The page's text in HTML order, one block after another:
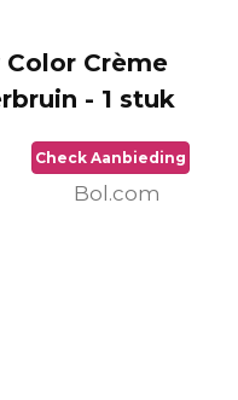
Crème
- 1 stuk
Check Aanbieding
Bol.com